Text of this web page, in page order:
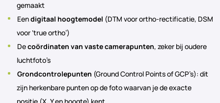
gemaakt
Eendigitaal hoogtemodel (DTM voor ortho-rectificatie, DSM
voor ‘true ortho’)
Decoördinaten van vaste camerapunten, zeker bij oudere
luchtfoto’s
Grondcontrolepunten (Ground Control Points of GCP’s): dit
zijn herkenbare punten op de foto waarvan je de exacte